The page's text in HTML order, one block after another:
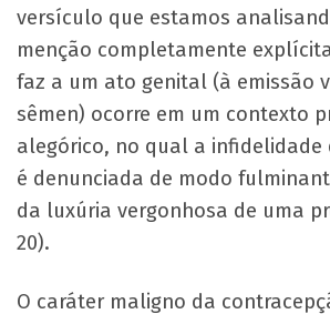
versículo que estamos
menção completamente
faz a um ato genital (à emissão
sêmen) ocorre em um contexto
alegórico, no qual a infidelidade
é denunciada de modo
da luxúria vergonhosa de uma
20).
O caráter maligno da